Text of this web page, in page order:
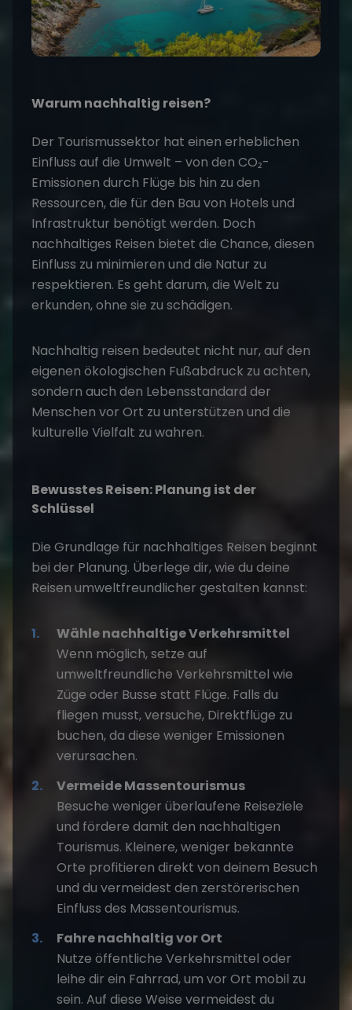
Warum nachhaltig reisen?
Der Tourismussektor hat einen erheblichen
Einfluss auf die Umwelt – von den CO₂-
Emissionen durch Flüge bis hin zu den
Ressourcen, die für den Bau von Hotels und
Infrastruktur benötigt werden. Doch
nachhaltiges Reisen bietet die Chance, diesen
Einfluss zu minimieren und die Natur zu
respektieren. Es geht darum, die Welt zu
erkunden, ohne sie zu schädigen.
Nachhaltig reisen bedeutet nicht nur, auf den
eigenen ökologischen Fußabdruck zu achten,
sondern auch den Lebensstandard der
Menschen vor Ort zu unterstützen und die
kulturelle Vielfalt zu wahren.
Bewusstes Reisen: Planung ist der
Schlüssel
Die Grundlage für nachhaltiges Reisen beginnt
bei der Planung. Überlege dir, wie du deine
Reisen umweltfreundlicher gestalten kannst:
Wähle nachhaltige Verkehrsmittel
Wenn möglich, setze auf
umweltfreundliche Verkehrsmittel wie
Züge oder Busse statt Flüge. Falls du
fliegen musst, versuche, Direktflüge zu
buchen, da diese weniger Emissionen
verursachen.
Vermeide Massentourismus
Besuche weniger überlaufene Reiseziele
und fördere damit den nachhaltigen
Tourismus. Kleinere, weniger bekannte
Orte profitieren direkt von deinem Besuch
und du vermeidest den zerstörerischen
Einfluss des Massentourismus.
Fahre nachhaltig vor Ort
Nutze öffentliche Verkehrsmittel oder
leihe dir ein Fahrrad, um vor Ort mobil zu
sein. Auf diese Weise vermeidest du